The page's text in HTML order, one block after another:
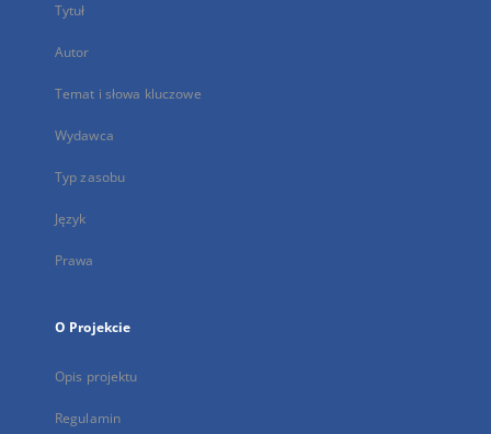
Tytuł
Autor
Temat i słowa kluczowe
Wydawca
Typ zasobu
Język
Prawa
O Projekcie
Opis projektu
Regulamin